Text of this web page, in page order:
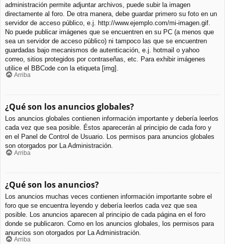
administración permite adjuntar archivos, puede subir la imagen
directamente al foro. De otra manera, debe guardar primero su foto en un
servidor de acceso público, e.j. http://www.ejemplo.com/mi-imagen.gif.
No puede publicar imágenes que se encuentren en su PC (a menos que
sea un servidor de acceso público) ni tampoco las que se encuentren
guardadas bajo mecanismos de autenticación, e.j. hotmail o yahoo
correo, sitios protegidos por contraseñas, etc. Para exhibir imágenes
utilice el BBCode con la etiqueta [img].
Arriba
¿Qué son los anuncios globales?
Los anuncios globales contienen información importante y debería leerlos
cada vez que sea posible. Éstos aparecerán al principio de cada foro y
en el Panel de Control de Usuario. Los permisos para anuncios globales
son otorgados por La Administración.
Arriba
¿Qué son los anuncios?
Los anuncios muchas veces contienen información importante sobre el
foro que se encuentra leyendo y debería leerlos cada vez que sea
posible. Los anuncios aparecen al principio de cada página en el foro
donde se publicaron. Como en los anuncios globales, los permisos para
anuncios son otorgados por La Administración.
Arriba